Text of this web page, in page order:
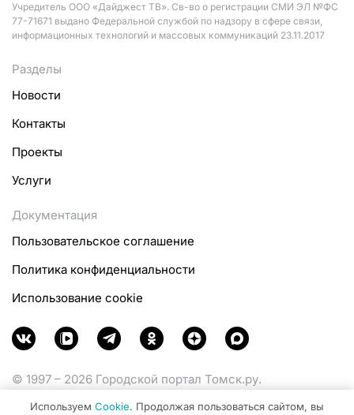
Учредитель ООО «Дайджест ТВ». Св-во о регистрации СМИ ЭЛ №ФС
77-71671 выдано Федеральной службой по надзору в сфере связи,
информационных технологий и массовых коммуникаций 23.11.2017
Разделы
Новости
Контакты
Проекты
Услуги
Документация
Пользовательское соглашение
Политика конфиденциальности
Использование cookie
© 1997 – 2026 Городской портал Томск.ру.
Используем Cookie. Продолжая пользоваться сайтом, вы